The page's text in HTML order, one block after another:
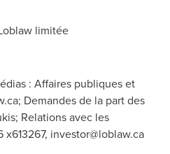
limitée
: Affaires publiques et
; Demandes de la part des
Relations avec les
investor@loblaw.ca